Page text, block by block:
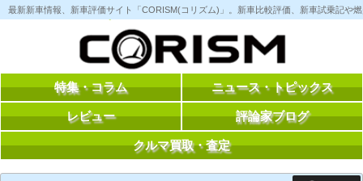
コ
ン
へ
最新新車情報、新車評価サイト「CORISM(コリズム)」。新車比較評価、新車試乗記や
特集・コラム ニュース・トピックス
レビュー 評論家ブログ
クルマ買取・査定